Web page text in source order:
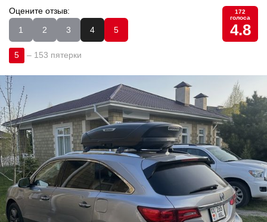
Оцените отзыв:
1
2 3 4 5
172
голоса
4.8
5 – 153 пятерки